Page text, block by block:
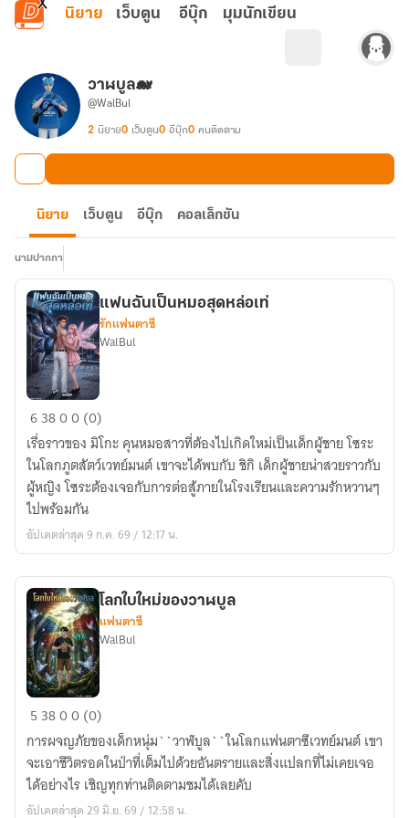
ข้ามไปยังเนื้อหาหลัก
นิยาย เว็บตูน อีบุ๊ก มุมนักเขียน
วาฬบูล🐋
@WalBul
2 นิยาย0 เว็บตูน0 อีบุ๊ก0 คนติดตาม
นิยาย เว็บตูน อีบุ๊ก คอลเล็กชัน
นามปากกา
แฟน
ฉัน
เป็น
หมอ
สุด
หล่อ
เท่
แฟนฉันเป็นหมอสุดหล่อเท่
รักแฟนตาซี
WalBul
63800 (0)
เรื่อราวของ มิโกะ คุนหมอสาวที่ต้องไปเกิดใหม่เป็นเด็กผู้ชาย โซระ
ในโลกภูตสัตว์เวทย์มนต์ เขาจะได้พบกับ ชิกิ เด็กผู้ชายน่าสวยราวกับ
ผู้หญิง โซระต้องเจอกับการต่อสู้ภายในโรงเรียนและความรักหวานๆ
ไปพร้อมกัน
อัปเดตล่าสุด 9 ก.ค. 69 / 12:17 น.
โลก
ใหม่
ของ
วาฬ
โลกใบใหม่ของวาฬบูล
แฟนตาซี
WalBul
5 3800 (0)
การผจญภัยของเด็กหนุ่ม``วาฬบูล``ในโลกแฟนตาซีเวทย์มนต์ เขา
จะเอาชีวิตรอดในป่าที่เต็มไปด้วยอันตรายและสิ่งแปลกที่ไม่เคยเจอ
ได้อย่างไร เชิญทุกท่านติดตามชมได้เลยคับ
อัปเดตล่าสุด 29 มิ.ย. 69 / 12:58 น.